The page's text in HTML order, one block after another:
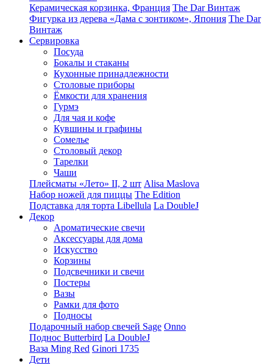
Керамическая корзинка, Франция The Dar Винтаж
Фигурка из дерева «Дама с зонтиком», Япония The Dar
Винтаж
Сервировка
Посуда
Бокалы и стаканы
Кухонные принадлежности
Столовые приборы
Ëмкости для хранения
Гурмэ
Для чая и кофе
Кувшины и графины
Сомелье
Столовый декор
Тарелки
Чаши
Плейсматы «Лето» II, 2 шт Alisa Maslova
Набор ножей для пиццы The Edition
Подставка для торта Libellula La DoubleJ
Декор
Ароматические свечи
Аксессуары для дома
Искусство
Корзины
Подсвечники и свечи
Постеры
Вазы
Рамки для фото
Подносы
Подарочный набор свечей Sage Onno
Поднос Butterbird La DoubleJ
Ваза Ming Red Ginori 1735
Дети